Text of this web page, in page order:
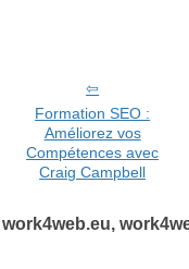
Formation SEO :
Améliorez vos
Compétences avec
Craig Campbell
work4web.eu,